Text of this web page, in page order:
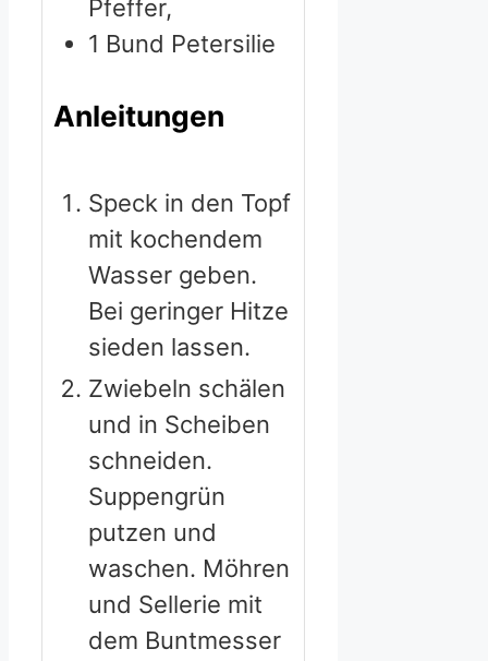
Pfeffer,
1 Bund Petersilie
Anleitungen
Speck in den Topf
mit kochendem
Wasser geben.
Bei geringer Hitze
sieden lassen.
Zwiebeln schälen
und in Scheiben
schneiden.
Suppengrün
putzen und
waschen. Möhren
und Sellerie mit
dem Buntmesser